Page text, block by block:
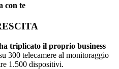
con te
triplicato il proprio business
300 telecamere al monitoraggio
1.500 dispositivi.